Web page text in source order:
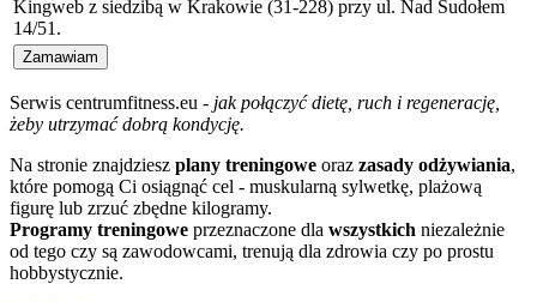
Kingweb z siedzibą w Krakowie (31-228) przy ul. Nad Sudołem
14/51.
Serwis centrumfitness.eu - jak połączyć dietę, ruch i regenerację,
żeby utrzymać dobrą kondycję.
Na stronie znajdziesz plany treningowe oraz zasady odżywiania,
które pomogą Ci osiągnąć cel - muskularną sylwetkę, plażową
figurę lub zrzuć zbędne kilogramy.
Programy treningowe przeznaczone dla wszystkich niezależnie
od tego czy są zawodowcami, trenują dla zdrowia czy po prostu
hobbystycznie.